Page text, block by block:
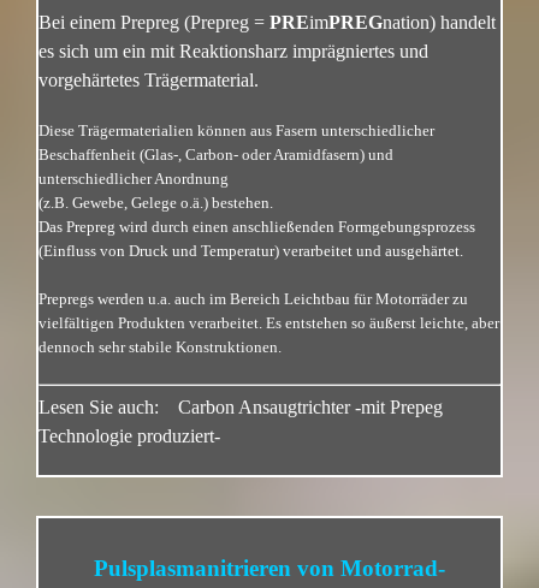
Bei einem Prepreg (Prepreg = PREimPREGnation) handelt
es sich um ein mit Reaktionsharz imprägniertes und
vorgehärtetes Trägermaterial.
Diese Trägermaterialien können aus Fasern unterschiedlicher
Beschaffenheit (Glas-, Carbon- oder Aramidfasern) und
unterschiedlicher Anordnung
(z.B. Gewebe, Gelege o.ä.) bestehen.
Das Prepreg wird durch einen anschließenden Formgebungsprozess
(Einfluss von Druck und Temperatur) verarbeitet und ausgehärtet.
Prepregs werden u.a. auch im Bereich Leichtbau für Motorräder zu
vielfältigen Produkten verarbeitet. Es entstehen so äußerst leichte, aber
dennoch sehr stabile Konstruktionen.
Lesen Sie auch: Carbon Ansaugtrichter -mit Prepeg
Technologie produziert-
Pulsplasmanitrieren von Motorrad-